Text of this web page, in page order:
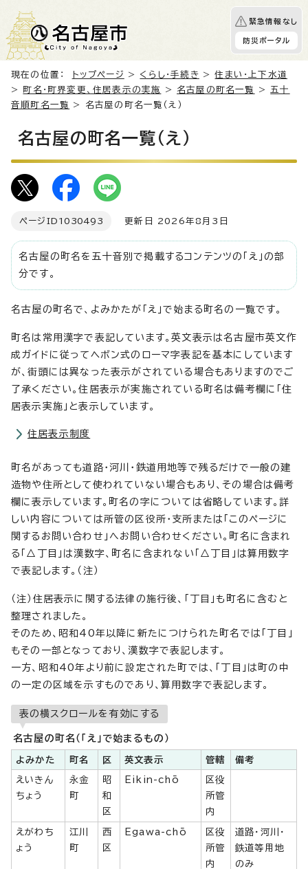
緊急情報なし
防災ポータル
現在の位置： トップページ > くらし・手続き >住まい・上下水道
>
町名・町界変更、住居表示の実施 > 名古屋の町名一覧 > 五十
音順町名一覧
> 名古屋の町名一覧（え）
名古屋の町名一覧（え）
ページID 1030493 更新日 2026年8月3日
名古屋の町名を五十音別で掲載するコンテンツの「え」の部
分です。
名古屋の町名で、よみかたが「え」で始まる町名の一覧です。
町名は常用漢字で表記しています。英文表示は名古屋市英文作
成ガイドに従ってヘボン式のローマ字表記を基本にしています
が、街頭には異なった表示がされている場合もありますのでご
了承ください。住居表示が実施されている町名は備考欄に「住
居表示実施」と表示しています。
住居表示制度
町名があっても道路・河川・鉄道用地等で残るだけで一般の建
造物や住所として使われていない場合もあり、その場合は備考
欄に表示しています。町名の字については省略しています。詳
しい内容については所管の区役所・支所または「このページに
関するお問い合わせ」へお問い合わせください。町名に含まれ
る「△丁目」は漢数字、町名に含まれない「△丁目」は算用数字
で表記します。（注）
（注）住居表示に関する法律の施行後、「丁目」も町名に含むと
整理されました。
そのため、昭和40年以降に新たにつけられた町名では「丁目」
もその一部となっており、漢数字で表記します。
一方、昭和40年より前に設定された町では、「丁目」は町の中
の一定の区域を示すものであり、算用数字で表記します。
表の横スクロールを有効にする
名古屋の町名（「え」で始まるもの）
よみかた 町名 区 英文表示 管轄 備考
えいきん
ちょう
永金
町
昭
和
区
Eikin-chō
区役
所管
内
えがわち
ょう
江川
町
西
区
Egawa-chō
区役
所管
内
道路・河川・
鉄道等用地
のみ